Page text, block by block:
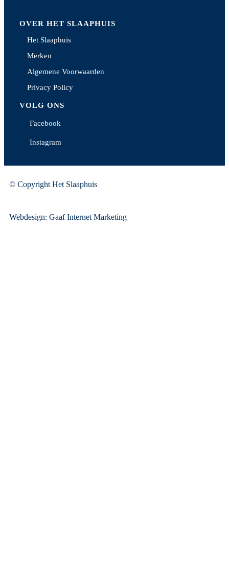
OVER HET SLAAPHUIS
Het Slaaphuis
Merken
Algemene Voorwaarden
Privacy Policy
VOLG ONS
Facebook
Instagram
© Copyright Het Slaaphuis
Webdesign: Gaaf Internet Marketing